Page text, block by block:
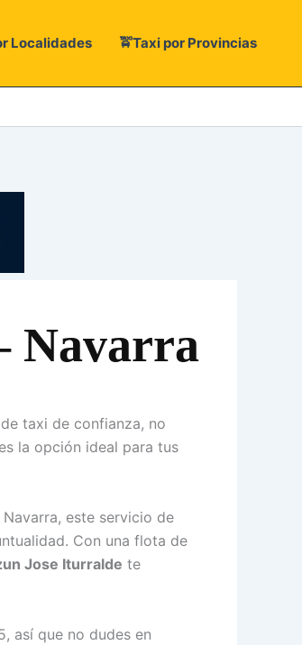
Localidades 🚖Taxi por Provincias
Navarra
taxi de confianza, no
es la opción ideal para tus
este servicio de
Con una flota de
Jose Iturralde te
así que no dudes en